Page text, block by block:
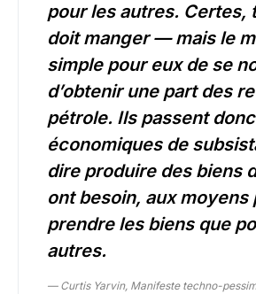
pour les autres. Certes,
doit manger — mais le
simple pour eux de se
d’obtenir une part des
pétrole. Ils passent
économiques de
dire produire des biens
ont besoin, aux
prendre les biens que
autres.
— Curtis Yarvin, Manifeste techno-